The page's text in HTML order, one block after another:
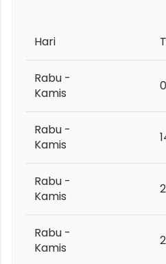
Hari
Rabu -
Kamis
Rabu -
Kamis
Rabu -
Kamis
Rabu -
Kamis